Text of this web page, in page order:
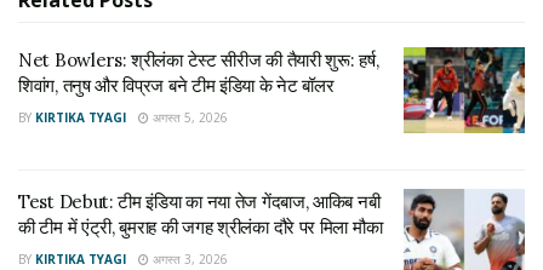
अगस्त 3, 2026
संजू सैमसन ने भी दिखाई ताकत
477 रन बनाए और दो शानदार शतक लगाए। मुंबई इंडियंस के खिलाफ
उन्होंने नाबाद 101 रन बनाए, जबकि दिल्ली कैपिटल्स के खिलाफ 115 रन
Net Bowlers: श्रीलंका टेस्ट सीरीज की तैयारी शुरू: हर्ष,
शिवांग, तनुष और विप्रज बने टीम इंडिया के नेट बॉलर
BY KIRTIKA TYAGI अगस्त 5, 2026
Test Debut: टीम इंडिया का नया तेज गेंदबाज, आकिब नबी
की टीम में एंट्री, बुमराह की जगह श्रीलंका दौरे पर मिला मौका
BY KIRTIKA TYAGI अगस्त 3, 2026